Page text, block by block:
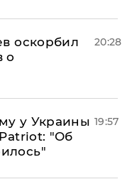
оскорбил
о
20:28
у Украины
"Об
19:57